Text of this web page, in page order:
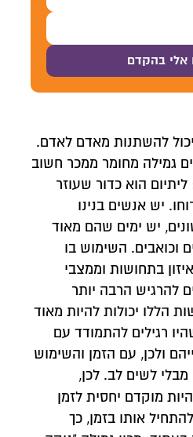
להשתנות מאדם לאדם.
גמילה מחומר ממכר חשוב
הוא כדור שעוזר
יש אנשים בנינו
יש ימים שהם מאוד
וכואבים. השימוש בו
בתחושות וממצבי
להרגיש הרבה יותר
הללו יכולות להיות מאוד
רגילים להתמודד עם
ולכן, עם הזמן והשימוש
לשים לב. לכן,
מוקדם יחסית לזמן
אותו בזמן, כך